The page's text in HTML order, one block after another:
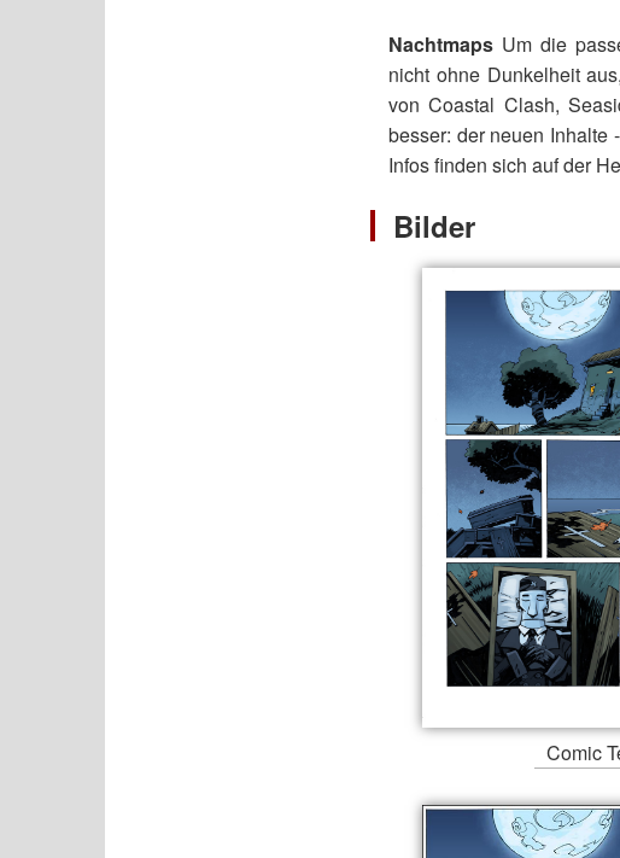
Nachtmaps Um die
nicht ohne Dunkelheit
von Coastal Clash,
besser: der neuen Inhalte
Infos finden sich auf der
Bilder
Comic